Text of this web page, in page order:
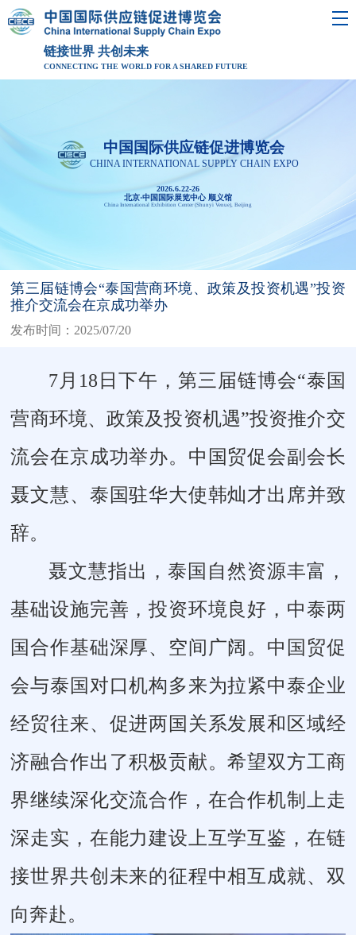
链接世界 共创未来
CONNECTING THE WORLD FOR A SHARED FUTURE
中国国际供应链促进博览会
CHINA INTERNATIONAL SUPPLY CHAIN EXPO
2026.6.22-26
北京·中国国际展览中心 顺义馆
China International Exhibition Center (Shunyi Venue), Beijing
第三届链博会“泰国营商环境、政策及投资机遇”投资
推介交流会在京成功举办
发布时间：2025/07/20
7月18日下午，第三届链博会“泰国
营商环境、政策及投资机遇”投资推介交
流会在京成功举办。中国贸促会副会长
聂文慧、泰国驻华大使韩灿才出席并致
辞。
聂文慧指出，泰国自然资源丰富，
基础设施完善，投资环境良好，中泰两
国合作基础深厚、空间广阔。中国贸促
会与泰国对口机构多来为拉紧中泰企业
经贸往来、促进两国关系发展和区域经
济融合作出了积极贡献。希望双方工商
界继续深化交流合作，在合作机制上走
深走实，在能力建设上互学互鉴，在链
接世界共创未来的征程中相互成就、双
向奔赴。